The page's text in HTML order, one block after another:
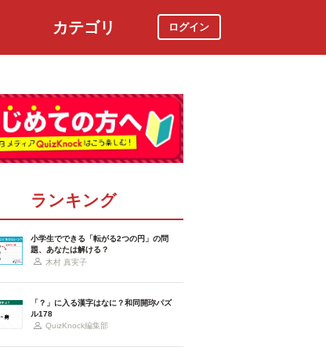
カテゴリ ログイン
ランキング
小学生でできる「転がる2つの円」の問
題、あなたは解ける？
木村 真実子
「？」に入る漢字はなに？和同開珎パズ
ル178
QuizKnock編集部